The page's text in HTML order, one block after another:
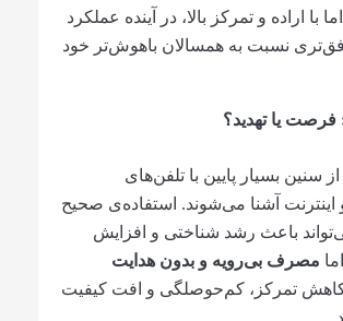
با اراده و تمرکز بالا، در آینده عملکرد
نسبت به همسالان باهوش‌تر خود
یا تهدید؟
سنین بسیار پایین با تلفن‌های
اینترنت آشنا می‌شوند. استفاده‌ی صحیح
باعث رشد شناختی و افزایش
مصرف بی‌رویه و بدون هدایت
تمرکز، کم‌حوصلگی و افت کیفیت